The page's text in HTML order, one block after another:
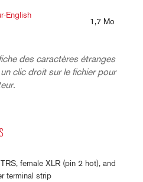
English
1,7 Mo
des caractères étranges
clic droit sur le fichier pour
female XLR (pin 2 hot), and
terminal strip